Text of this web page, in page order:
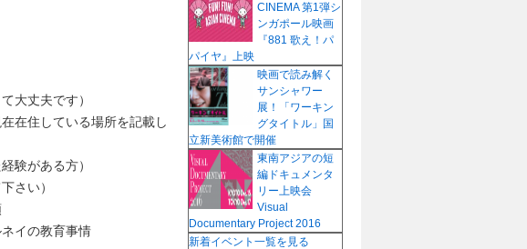
大丈夫です）
在住している場所を記載し
験がある方）
さい）
イの教育事情
CINEMA 第1弾シ
ンガポール映画
『881 歌え！パ
パイヤ』上映
映画で読み解く
サンシャワー
展！「ワーキン
グタイトル」国
立新美術館で開催
東南アジアの短
編ドキュメンタ
リー上映会
Visual
Documentary Project 2016
新着イベント一覧を見る